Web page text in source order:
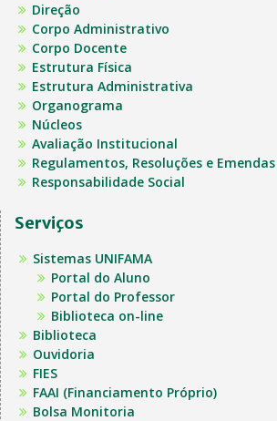
Direção
Corpo Administrativo
Corpo Docente
Estrutura Física
Estrutura Administrativa
Organograma
Núcleos
Avaliação Institucional
Regulamentos, Resoluções e Emendas
Responsabilidade Social
Serviços
Sistemas UNIFAMA
Portal do Aluno
Portal do Professor
Biblioteca on-line
Biblioteca
Ouvidoria
FIES
FAAI (Financiamento Próprio)
Bolsa Monitoria